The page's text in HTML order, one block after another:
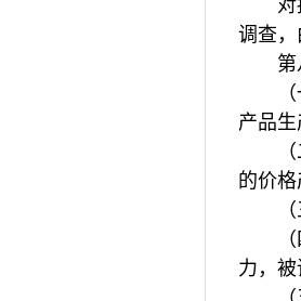
调查，
第八
（一
产品
（二
的价
（三
（四
力，被